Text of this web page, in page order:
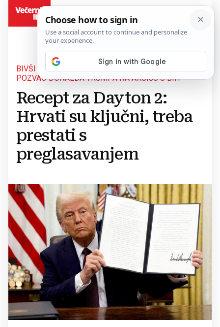
BIVŠI AMERIČKI DIPLOMAT EDWARD JOSEPH
POZVAO DONALDA TRUMPA NA AKCIJU U BIH
Recept za Dayton 2:
Hrvati su ključni, treba
prestati s
preglasavanjem